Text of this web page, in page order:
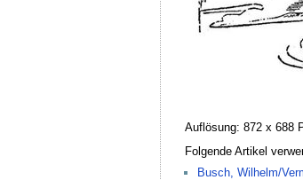
Auflösung: 872 x 688
Folgende Artikel
Busch, Wilhelm/